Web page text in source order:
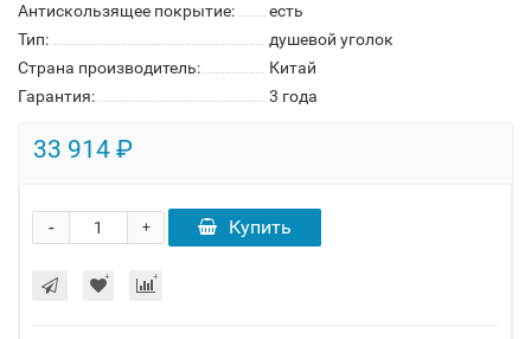
Антискользящее покрытие:
есть
Тип:
душевой уголок
Страна производитель:
Китай
Гарантия:
3 года
33 914 ₽
+
- Купить